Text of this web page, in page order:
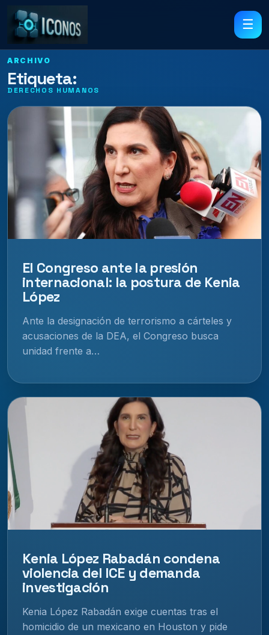
☰
ARCHIVO
Etiqueta:
DERECHOS HUMANOS
El Congreso ante la presión
internacional: la postura de Kenia
López
Ante la designación de terrorismo a cárteles y
acusaciones de la DEA, el Congreso busca
unidad frente a…
Kenia López Rabadán condena
violencia del ICE y demanda
investigación
Kenia López Rabadán exige cuentas tras el
homicidio de un mexicano en Houston y pide